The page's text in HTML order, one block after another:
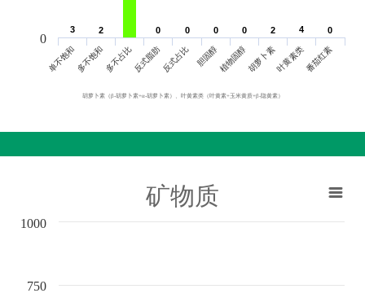
胡萝卜素（β-胡萝卜素+α-胡萝卜素）、叶黄素类（叶黄素+玉米黄质+β-隐黄素）
3
3 2
2 0
0 0
0 0
0 0
0 2
2 4
4 0
0
单不饱和多不饱和多不占比反式脂肪反式占比 胆固醇植物固醇胡萝卜素叶黄素类番茄红素
0
矿物质
750
1000